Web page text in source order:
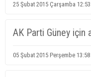
25 Şubat 2015 Çarşamba 12:53
AK Parti Güney için
05 Şubat 2015 Perşembe 13:58